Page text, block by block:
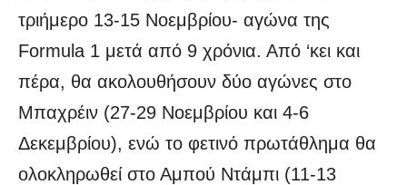
τριήμερο 13-15 Νοεμβρίου- αγώνα της
Formula 1 μετά από 9 χρόνια. Από ‘κει και
πέρα, θα ακολουθήσουν δύο αγώνες στο
Μπαχρέιν (27-29 Νοεμβρίου και 4-6
Δεκεμβρίου), ενώ το φετινό πρωτάθλημα θα
ολοκληρωθεί στο Αμπού Ντάμπι (11-13